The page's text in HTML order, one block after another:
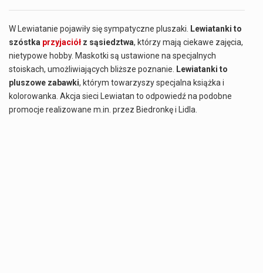
Jaką dynamikę wzrostu PKB przewidują prognozy gospodarcze dla Polski w 2026 roku? Prognozy dotyczące gospodarki Polski na rok 2026 sugerują, że Produkt Krajowy Brutto (PKB)…
W Lewiatanie pojawiły się sympatyczne pluszaki.
Lewiatanki to
szóstka przyjaciół z sąsiedztwa, którzy mają ciekawe zajęcia,
nietypowe hobby. Maskotki są ustawione na specjalnych
stoiskach, umożliwiających bliższe poznanie.
Lewiatanki to
pluszowe zabawki, którym towarzyszy specjalna książka i
kolorowanka. Akcja sieci Lewiatan to odpowiedź na podobne
promocje realizowane m.in. przez Biedronkę i Lidla.